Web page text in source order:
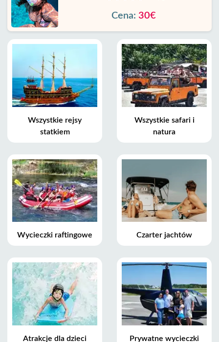
Cena: 30€
Wszystkie rejsy
statkiem
Wszystkie safari i
natura
Wycieczki raftingowe Czarter jachtów
Atrakcje dla dzieci Prywatne wycieczki